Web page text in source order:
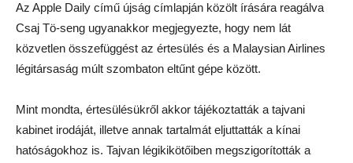
Az Apple Daily című újság címlapján közölt írására reagálva
Csaj Tö-seng ugyanakkor megjegyezte, hogy nem lát
közvetlen összefüggést az értesülés és a Malaysian Airlines
légitársaság múlt szombaton eltűnt gépe között.
Mint mondta, értesülésükről akkor tájékoztatták a tajvani
kabinet irodáját, illetve annak tartalmát eljuttatták a kínai
hatóságokhoz is. Tajvan légikikötőiben megszigorították a